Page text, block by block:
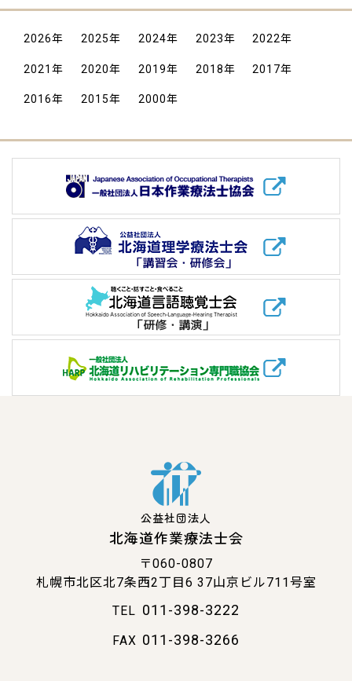
2026年 2025年 2024年 2023年 2022年
2021年 2020年 2019年 2018年 2017年
2016年 2015年 2000年
公益社団法人
北海道作業療法士会
〒060-0807
札幌市北区北7条西2丁目6 37山京ビル711号室
TEL 011-398-3222
FAX 011-398-3266